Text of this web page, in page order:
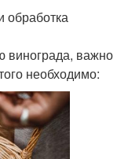
обработка
винограда, важно
необходимо: